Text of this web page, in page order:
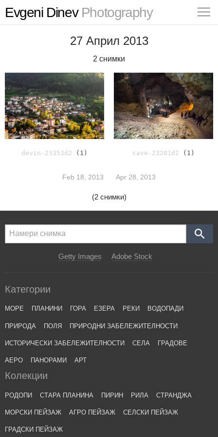
Evgeni DinevPhotography
27 Април 2013
2 снимки
devin-23353d2 (1) cave-23281d2 (1)
Feb 18, 2013 Apr 28, 2013
(2 снимки)
Getty Images Adobe Stock
Категории
МОРЕ ПЛАНИНИ ГОРА ЕЗЕРА РЕКИ ВОДОПАДИ
ПРИРОДА ПОЛЯ ПРИРОДНИ ЗАБЕЛЕЖИТЕЛНОСТИ
ИСТОРИЧЕСКИ ЗАБЕЛЕЖИТЕЛНОСТИ СЕЛА ГРАДОВЕ
АЕРО ПАНОРАМИ АРТ
Колекции
РОДОПИ СТАРА ПЛАНИНА ПИРИН РИЛА СТРАНДЖА
МОРСКИ ПЕЙЗАЖ АГРО ПЕЙЗАЖ СЕЛСКИ ПЕЙЗАЖ
ГРАДСКИ ПЕЙЗАЖ